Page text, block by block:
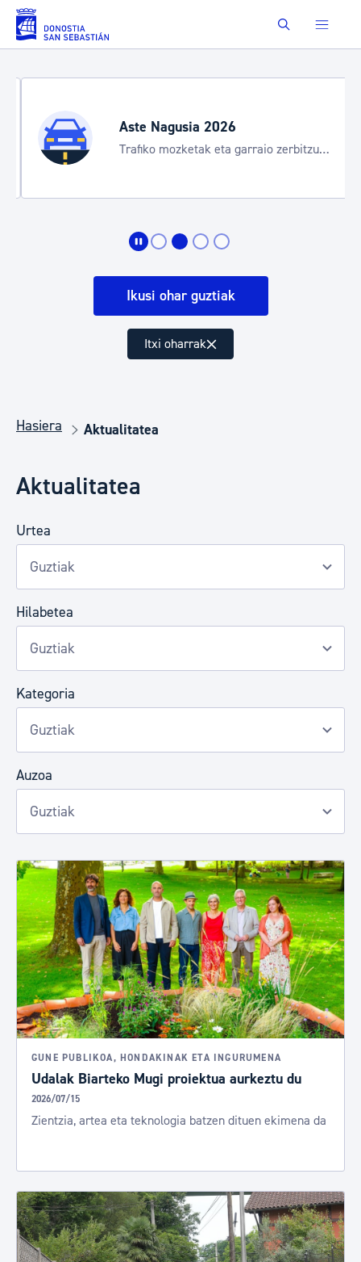
Eduki nagusira joan Buscar
Aste Nagusia 2026
Trafiko mozketak eta garraio zerbitzu
Ikusi ohar guztiak
Itxi oharrak
Hasiera Aktualitatea
Aktualitatea
Urtea
Hilabetea
Kategoria
Auzoa
GUNE PUBLIKOA, HONDAKINAK ETA INGURUMENA
Udalak Biarteko Mugi proiektua aurkeztu du
2026/07/15
Zientzia, artea eta teknologia batzen dituen ekimena da